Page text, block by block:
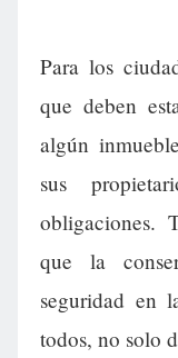
Para los
que deben
algún
sus
obligaciones.
que la
seguridad en
todos, no solo